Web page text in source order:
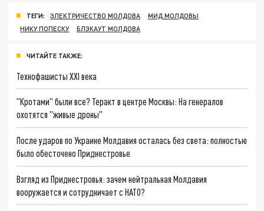
ТЕГИ: ЭЛЕКТРИЧЕСТВО МОЛДОВА
МИД МОЛДОВЫ
НИКУ ПОПЕСКУ
БЛЭКАУТ МОЛДОВА
ЧИТАЙТЕ ТАКЖЕ:
Технофашисты XXI века
"Кротами" были все? Теракт в центре Москвы: На генералов
охотятся "живые дроны"
После ударов по Украине Молдавия осталась без света: полностью
было обесточено Приднестровье
Взгляд из Приднестровья: зачем нейтральная Молдавия
вооружается и сотрудничает с НАТО?